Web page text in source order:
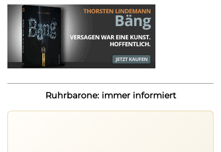
Ruhrbarone: immer informiert